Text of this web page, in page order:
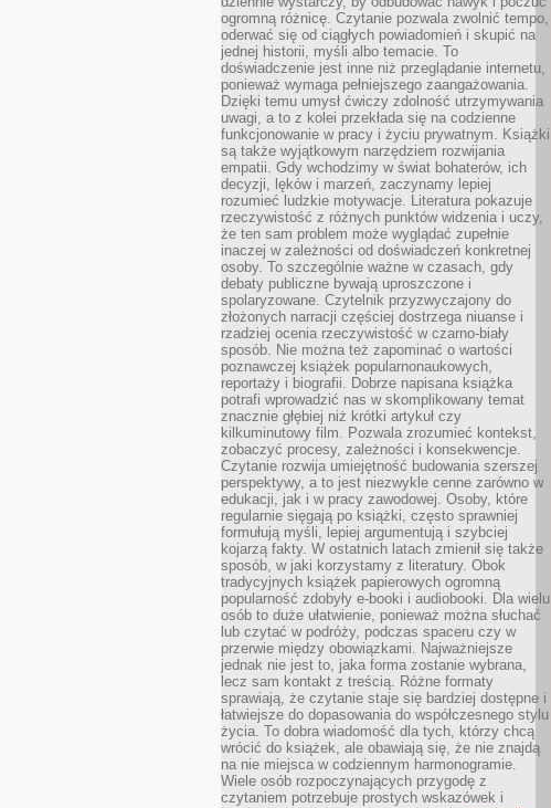
ogromną różnicę. Czytanie pozwala zwolnić tempo,
oderwać się od ciągłych powiadomień i skupić na
jednej historii, myśli albo temacie. To
doświadczenie jest inne niż przeglądanie internetu,
ponieważ wymaga pełniejszego zaangażowania.
Dzięki temu umysł ćwiczy zdolność utrzymywania
uwagi, a to z kolei przekłada się na codzienne
funkcjonowanie w pracy i życiu prywatnym. Książki
są także wyjątkowym narzędziem rozwijania
empatii. Gdy wchodzimy w świat bohaterów, ich
decyzji, lęków i marzeń, zaczynamy lepiej
rozumieć ludzkie motywacje. Literatura pokazuje
rzeczywistość z różnych punktów widzenia i uczy,
że ten sam problem może wyglądać zupełnie
inaczej w zależności od doświadczeń konkretnej
osoby. To szczególnie ważne w czasach, gdy
debaty publiczne bywają uproszczone i
spolaryzowane. Czytelnik przyzwyczajony do
złożonych narracji częściej dostrzega niuanse i
rzadziej ocenia rzeczywistość w czarno-biały
sposób. Nie można też zapominać o wartości
poznawczej książek popularnonaukowych,
reportaży i biografii. Dobrze napisana książka
potrafi wprowadzić nas w skomplikowany temat
znacznie głębiej niż krótki artykuł czy
kilkuminutowy film. Pozwala zrozumieć kontekst,
zobaczyć procesy, zależności i konsekwencje.
Czytanie rozwija umiejętność budowania szerszej
perspektywy, a to jest niezwykle cenne zarówno w
edukacji, jak i w pracy zawodowej. Osoby, które
regularnie sięgają po książki, często sprawniej
formułują myśli, lepiej argumentują i szybciej
kojarzą fakty. W ostatnich latach zmienił się także
sposób, w jaki korzystamy z literatury. Obok
tradycyjnych książek papierowych ogromną
popularność zdobyły e-booki i audiobooki. Dla wielu
osób to duże ułatwienie, ponieważ można słuchać
lub czytać w podróży, podczas spaceru czy w
przerwie między obowiązkami. Najważniejsze
jednak nie jest to, jaka forma zostanie wybrana,
lecz sam kontakt z treścią. Różne formaty
sprawiają, że czytanie staje się bardziej dostępne i
łatwiejsze do dopasowania do współczesnego stylu
życia. To dobra wiadomość dla tych, którzy chcą
wrócić do książek, ale obawiają się, że nie znajdą
na nie miejsca w codziennym harmonogramie.
Wiele osób rozpoczynających przygodę z
czytaniem potrzebuje prostych wskazówek i